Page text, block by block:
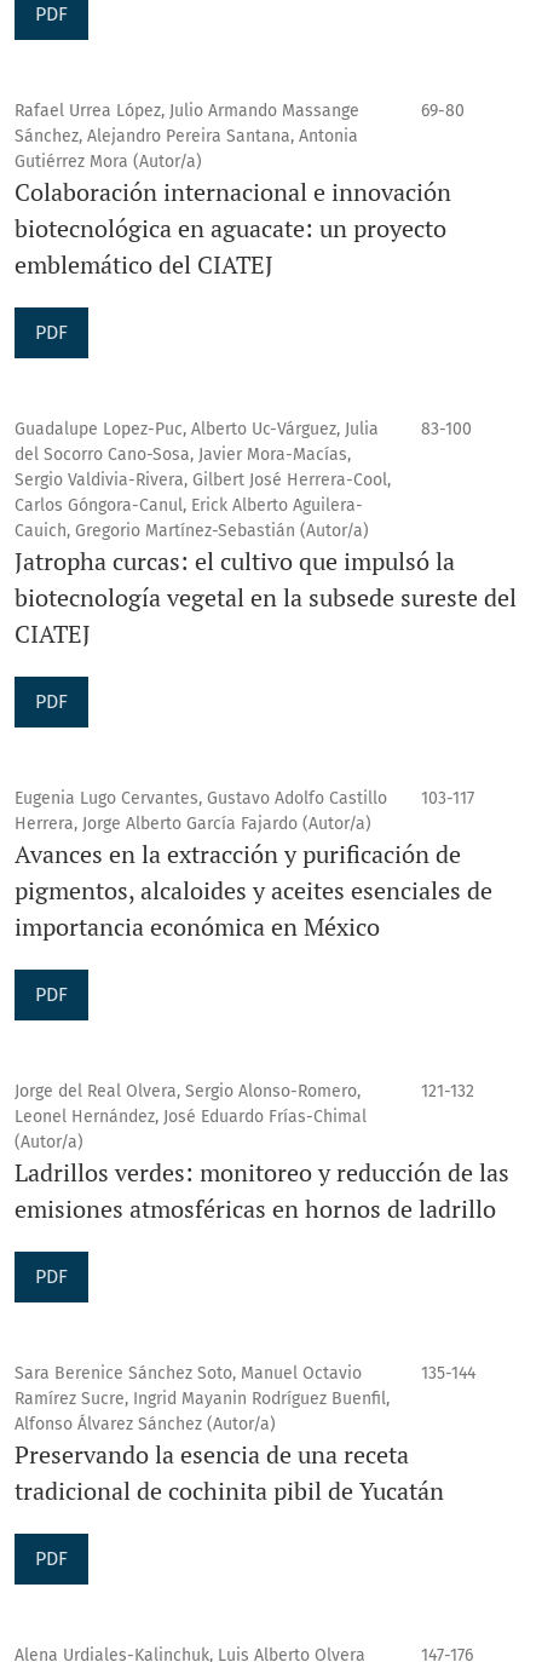
PDF
Rafael Urrea López, Julio Armando Massange
Sánchez, Alejandro Pereira Santana, Antonia
Gutiérrez Mora (Autor/a)
69-80
Colaboración internacional e innovación
biotecnológica en aguacate: un proyecto
emblemático del CIATEJ
PDF
Guadalupe Lopez-Puc, Alberto Uc-Várguez, Julia
del Socorro Cano-Sosa, Javier Mora-Macías,
Sergio Valdivia-Rivera, Gilbert José Herrera-Cool,
Carlos Góngora-Canul, Erick Alberto Aguilera-
Cauich, Gregorio Martínez-Sebastián (Autor/a)
83-100
Jatropha curcas: el cultivo que impulsó la
biotecnología vegetal en la subsede sureste del
CIATEJ
PDF
Eugenia Lugo Cervantes, Gustavo Adolfo Castillo
Herrera, Jorge Alberto García Fajardo (Autor/a)
103-117
Avances en la extracción y purificación de
pigmentos, alcaloides y aceites esenciales de
importancia económica en México
PDF
Jorge del Real Olvera, Sergio Alonso-Romero,
Leonel Hernández, José Eduardo Frías-Chimal
(Autor/a)
121-132
Ladrillos verdes: monitoreo y reducción de las
emisiones atmosféricas en hornos de ladrillo
PDF
Sara Berenice Sánchez Soto, Manuel Octavio
Ramírez Sucre, Ingrid Mayanin Rodríguez Buenfil,
Alfonso Álvarez Sánchez (Autor/a)
135-144
Preservando la esencia de una receta
tradicional de cochinita pibil de Yucatán
PDF
Alena Urdiales-Kalinchuk, Luis Alberto Olvera 147-176